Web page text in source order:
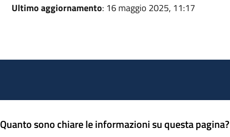
Ultimo aggiornamento: 16 maggio 2025, 11:17
Quanto sono chiare le informazioni su questa pagina?